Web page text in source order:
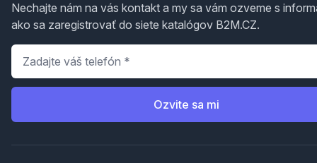
Nechajte nám na vás kontakt a my sa vám ozveme s
ako sa zaregistrovať do siete katalógov B2M.CZ.
Telefón
Ozvite sa mi